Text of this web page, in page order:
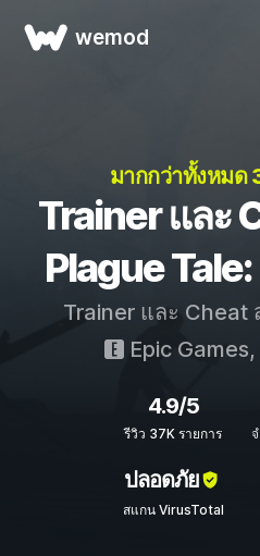
wemod
มากกว่าทั้งหมด
Trainer และ
Plague
Trainer และ Cheat
Epic Games
4.9/5
รีวิว 37K รายการ
ปลอดภัย
สแกน VirusTotal